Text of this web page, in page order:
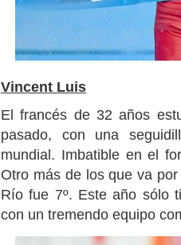
Vincent Luis
El francés de 32 años
pasado, con una
mundial. Imbatible en el
Otro más de los que va
Río fue 7º. Este año sólo
con un tremendo equipo